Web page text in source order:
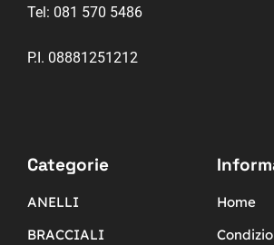
Tel: 081 570 5486
P.I. 08881251212
Categorie
ANELLI
BRACCIALI
Home